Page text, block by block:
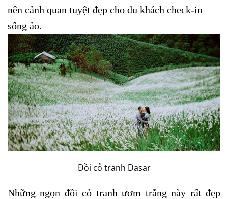
nên cảnh quan tuyệt đẹp cho du khách check-in
sống ảo.
Đồi cỏ tranh Dasar
Những ngọn đồi cỏ tranh ươm trắng này rất đẹp